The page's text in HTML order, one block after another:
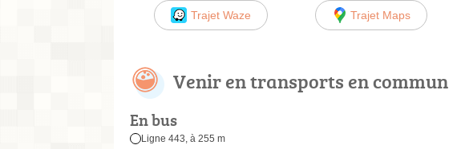
Trajet Waze Trajet Maps
Venir en transports en commun
En bus
Ligne 443, à 255 m